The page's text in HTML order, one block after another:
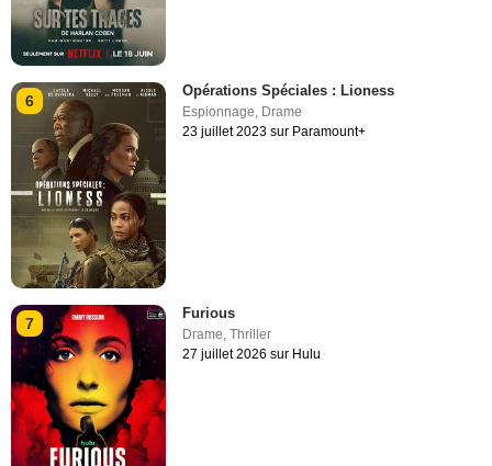
6
Opérations Spéciales : Lioness
Espionnage Drame
23 juillet 2023 sur Paramount+
7
Furious
Drame,Thriller
27 juillet 2026 sur Hulu